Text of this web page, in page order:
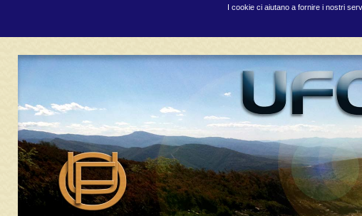
I cookie ci aiutano a fornire i nostri